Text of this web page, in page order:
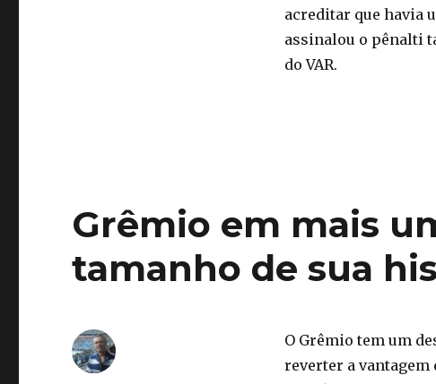
acreditar que havia
assinalou o pênalti
do VAR.
Grêmio em mais
tamanho de sua
O Grêmio tem um
reverter a vantagem